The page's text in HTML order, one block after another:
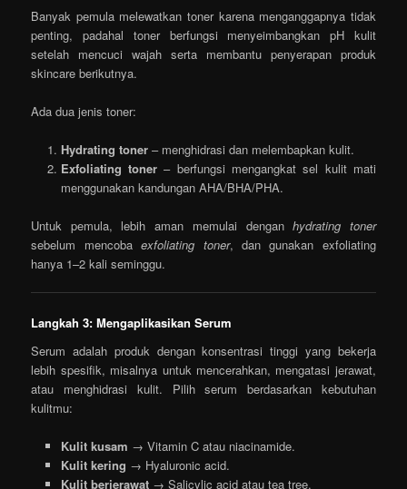
Banyak pemula melewatkan toner karena menganggapnya tidak
penting, padahal toner berfungsi menyeimbangkan pH kulit
setelah mencuci wajah serta membantu penyerapan produk
skincare berikutnya.
Ada dua jenis toner:
Hydrating toner– menghidrasi dan melembapkan kulit.
Exfoliating toner– berfungsi mengangkat sel kulit mati
menggunakan kandungan AHA/BHA/PHA.
Untuk pemula, lebih aman memulai denganhydrating toner
sebelum mencobaexfoliating toner, dan gunakan exfoliating
hanya 1–2 kali seminggu.
Langkah 3: Mengaplikasikan Serum
Serum adalah produk dengan konsentrasi tinggi yang bekerja
lebih spesifik, misalnya untuk mencerahkan, mengatasi jerawat,
atau menghidrasi kulit. Pilih serum berdasarkan kebutuhan
kulitmu:
Kulit kusam → Vitamin C atau niacinamide.
Kulit kering → Hyaluronic acid.
Kulit berjerawat→ Salicylic acid atau tea tree.